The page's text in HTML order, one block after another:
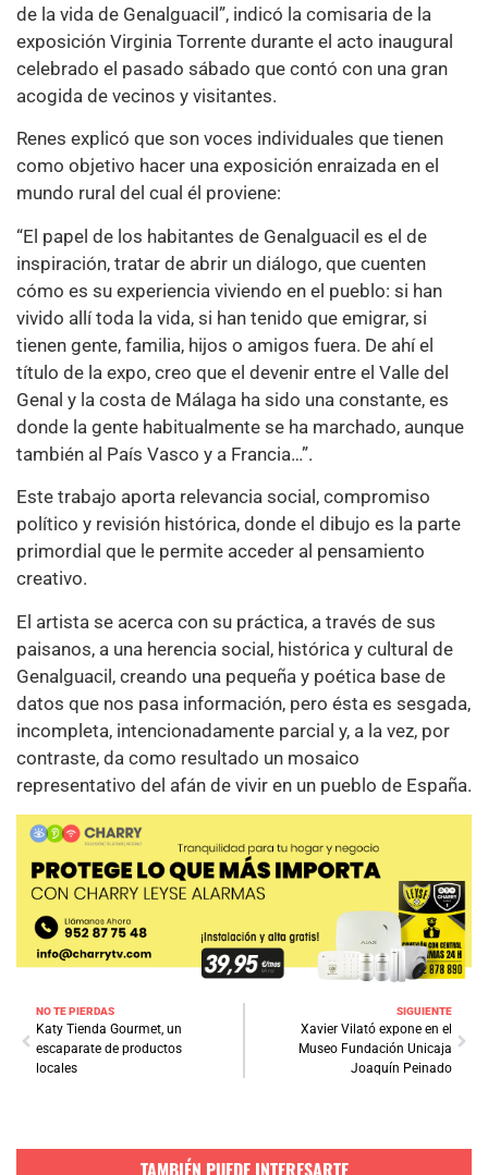
de la vida de Genalguacil”, indicó la comisaria de la
exposición Virginia Torrente durante el acto inaugural
celebrado el pasado sábado que contó con una gran
acogida de vecinos y visitantes.
Renes explicó que son voces individuales que tienen
como objetivo hacer una exposición enraizada en el
mundo rural del cual él proviene:
“El papel de los habitantes de Genalguacil es el de
inspiración, tratar de abrir un diálogo, que cuenten
cómo es su experiencia viviendo en el pueblo: si han
vivido allí toda la vida, si han tenido que emigrar, si
tienen gente, familia, hijos o amigos fuera. De ahí el
título de la expo, creo que el devenir entre el Valle del
Genal y la costa de Málaga ha sido una constante, es
donde la gente habitualmente se ha marchado, aunque
también al País Vasco y a Francia…”.
Este trabajo aporta relevancia social, compromiso
político y revisión histórica, donde el dibujo es la parte
primordial que le permite acceder al pensamiento
creativo.
El artista se acerca con su práctica, a través de sus
paisanos, a una herencia social, histórica y cultural de
Genalguacil, creando una pequeña y poética base de
datos que nos pasa información, pero ésta es sesgada,
incompleta, intencionadamente parcial y, a la vez, por
contraste, da como resultado un mosaico
representativo del afán de vivir en un pueblo de España.
NO TE PIERDAS
Katy Tienda Gourmet, un
escaparate de productos
locales
SIGUIENTE
Xavier Vilató expone en el
Museo Fundación Unicaja
Joaquín Peinado